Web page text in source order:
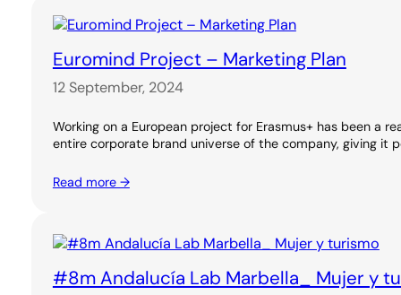
Euromind Project – Marketing Plan
12 September, 2024
Working on a European project for Erasmus+ has been a
entire corporate brand universe of the company, giving it
Read more →
#8m Andalucía Lab Marbella_ Mujer y